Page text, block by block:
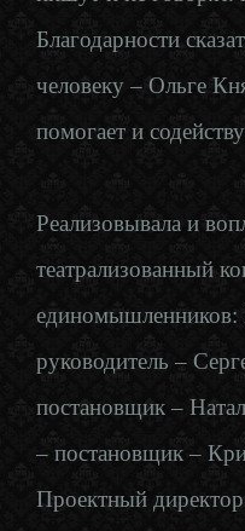
Благодарности
человеку – Ольге
помогает и
Реализовывала и
театрализованный
единомышленников:
руководитель –
постановщик –
– постановщик –
Проектный